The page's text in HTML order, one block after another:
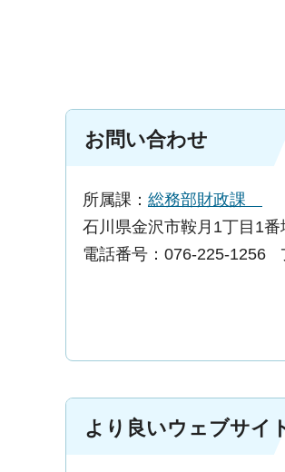
お問い合わせ
所属課： 総務部財政課
石川県金沢市鞍月1丁目1番
電話番号：076-225-1256
より良いウェブサイ